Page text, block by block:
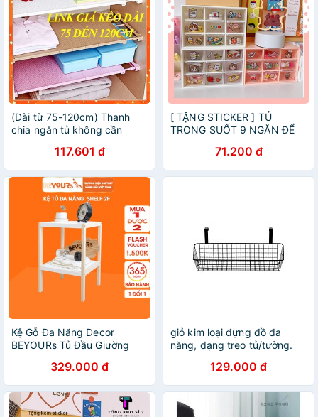
(Dài từ 75-120cm) Thanh
chia ngăn tủ không cần
117.601 đ
[ TẶNG STICKER ] TỦ
TRONG SUỐT 9 NGĂN ĐỂ
71.200 đ
Kệ Gỗ Đa Năng Decor
BEYOURs Tủ Đầu Giường
329.000 đ
giỏ kim loại đựng đồ đa
năng, dạng treo tủ/tường.
129.000 đ